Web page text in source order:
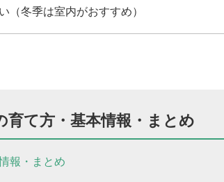
（冬季は室内がおすすめ）
育て方・基本情報・まとめ
報・まとめ